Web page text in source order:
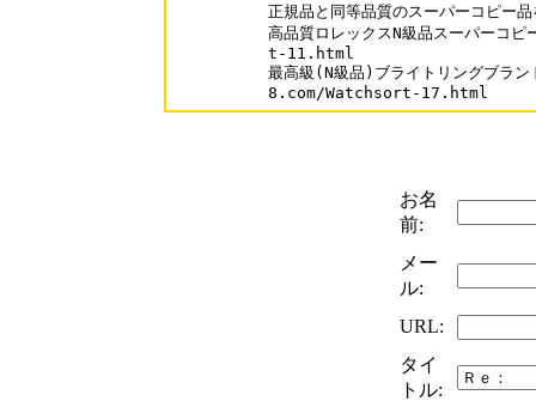
正規品と同等品質のスーパーコピー
高品質ロレックスN級品スーパー
t-11.html
最高級(N級品)ブライトリングブラ
お名
前:
メー
ル:
URL:
タイ
トル: